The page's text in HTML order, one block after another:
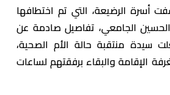
الرضيعة، التي تم اختطافها
الجامعي، تفاصيل صادمة عن
سيدة منتقبة حالة الأم الصحية،
الإقامة والبقاء برفقتهم لساعات